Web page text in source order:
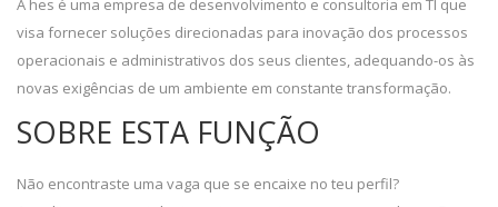
visa fornecer soluções direcionadas para inovação dos processos
operacionais e administrativos dos seus clientes, adequando-os às
novas exigências de um ambiente em constante transformação.
SOBRE ESTA FUNÇÃO
Não encontraste uma vaga que se encaixe no teu perfil?